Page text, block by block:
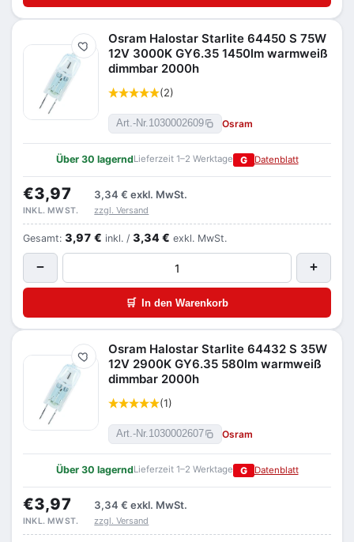
Merken
Osram Halostar Starlite 64450 S 75W
12V 3000K GY6.35 1450lm warmweiß
dimmbar 2000h
(2)
Art.-Nr.1030002609 Osram
Über 30 lagerndLieferzeit 1–2 Werktage G Datenblatt
€3,97 3,34 € exkl. MwSt.
INKL. MWST. zzgl. Versand
Gesamt: 3,97 € inkl. / 3,34 € exkl. MwSt.
− +
🛒 In den Warenkorb
Merken
Osram Halostar Starlite 64432 S 35W
12V 2900K GY6.35 580lm warmweiß
dimmbar 2000h
(1)
Art.-Nr.1030002607 Osram
Über 30 lagerndLieferzeit 1–2 Werktage G Datenblatt
€3,97 3,34 € exkl. MwSt.
INKL. MWST. zzgl. Versand